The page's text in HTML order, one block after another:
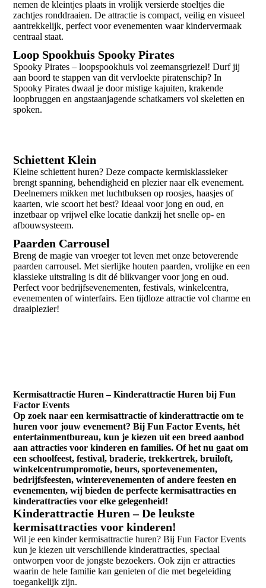
nemen de kleintjes plaats in vrolijk versierde stoeltjes die
zachtjes ronddraaien. De attractie is compact, veilig en visueel
aantrekkelijk, perfect voor evenementen waar kindervermaak
centraal staat.
Loop Spookhuis Spooky Pirates
Spooky Pirates – loopspookhuis vol zeemansgriezel! Durf jij
aan boord te stappen van dit vervloekte piratenschip? In
Spooky Pirates dwaal je door mistige kajuiten, krakende
loopbruggen en angstaanjagende schatkamers vol skeletten en
spoken.
Schiettent Klein
Kleine schiettent huren? Deze compacte kermisklassieker
brengt spanning, behendigheid en plezier naar elk evenement.
Deelnemers mikken met luchtbuksen op roosjes, haasjes of
kaarten, wie scoort het best? Ideaal voor jong en oud, en
inzetbaar op vrijwel elke locatie dankzij het snelle op- en
afbouwsysteem.
Paarden Carrousel
Breng de magie van vroeger tot leven met onze betoverende
paarden carrousel. Met sierlijke houten paarden, vrolijke en een
klassieke uitstraling is dit dé blikvanger voor jong en oud.
Perfect voor bedrijfsevenementen, festivals, winkelcentra,
evenementen of winterfairs. Een tijdloze attractie vol charme en
draaiplezier!
Kermisattractie Huren – Kinderattractie Huren bij Fun
Factor Events
Op zoek naar een kermisattractie of kinderattractie om te
huren voor jouw evenement? Bij Fun Factor Events, hét
entertainmentbureau, kun je kiezen uit een breed aanbod
aan attracties voor kinderen en families. Of het nu gaat om
een schoolfeest, festival, braderie, trekkertrek, bruiloft,
winkelcentrumpromotie, beurs, sportevenementen,
bedrijfsfeesten, winterevenementen of andere feesten en
evenementen, wij bieden de perfecte kermisattracties en
kinderattracties voor elke gelegenheid!
Kinderattractie Huren – De leukste
kermisattracties voor kinderen!
Wil je een kinder kermisattractie huren? Bij Fun Factor Events
kun je kiezen uit verschillende kinderattracties, speciaal
ontworpen voor de jongste bezoekers. Ook zijn er attracties
waarin de hele familie kan genieten of die met begeleiding
toegankelijk zijn.